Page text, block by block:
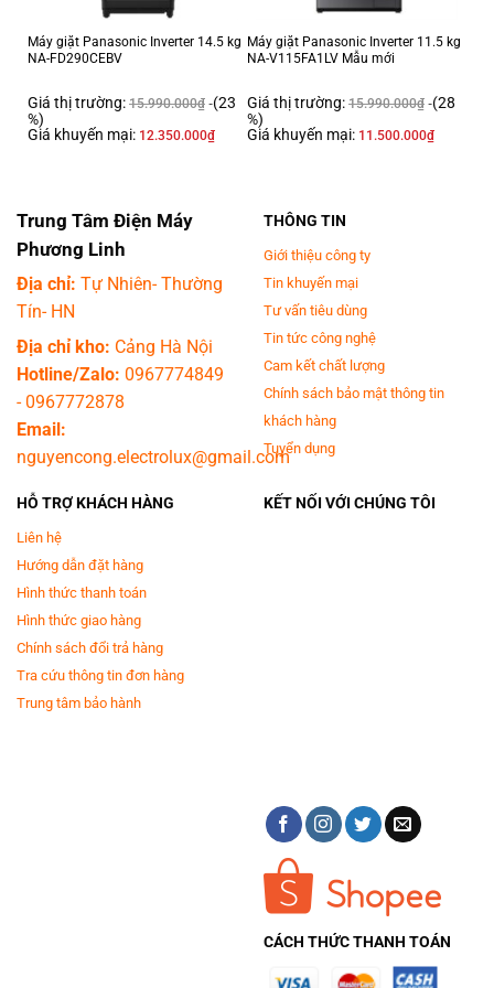
mẽ giúp đơn giản hóa công việc giặt giũ, không cần giặt tay trước khi cho
vào máy. Dễ dàng giữ cho quần áo luôn sạch sẽ thơm tho mỗi ngày chỉ
với một lần giặt.
Thiết kế đẹp và phong cách
Nâng cấp không gian của gia đình bạn với thiết kế bóng bẩy và nắp kính
phẳng không khung viền với bảng điều khiển dễ sử dụng. Là một nét bổ
sung hoàn hảo cho bất kỳ không gian sống nào, biến công việc giặt giũ
quần áo trở thành một trải nghiệm đầy phong cách và thú vị.
Lớp bọt mịn giúp đánh bay vết bẩn
Máy giặt Panasonic Inverter 14.5 kg
NA-FD290CEBV
Giá thị trường: 15.990.000₫ (23
%)
Giá khuyến mại: 12.350.000₫
Máy giặt Panasonic Inverter 11.5 kg
NA-V115FA1LV Mẫu mới
Giá thị trường: 15.990.000₫ (28
%)
Giá khuyến mại: 11.500.000₫
Trung Tâm Điện Máy
Phương Linh
Địa chỉ: Tự Nhiên- Thường
Tín- HN
Địa chỉ kho: Cảng Hà Nội
Hotline/Zalo: 0967774849
-0967772878
Email:
nguyencong.electrolux@gmail.com
THÔNG TIN
Giới thiệu công ty
Tin khuyến mại
Tư vấn tiêu dùng
Tin tức công nghệ
Cam kết chất lượng
Chính sách bảo mật thông tin
khách hàng
Tuyển dụng
HỖ TRỢ KHÁCH HÀNG
Liên hệ
Hướng dẫn đặt hàng
Hình thức thanh toán
Hình thức giao hàng
Chính sách đổi trả hàng
Tra cứu thông tin đơn hàng
Trung tâm bảo hành
KẾT NỐI VỚI CHÚNG TÔI
CÁCH THỨC THANH TOÁN